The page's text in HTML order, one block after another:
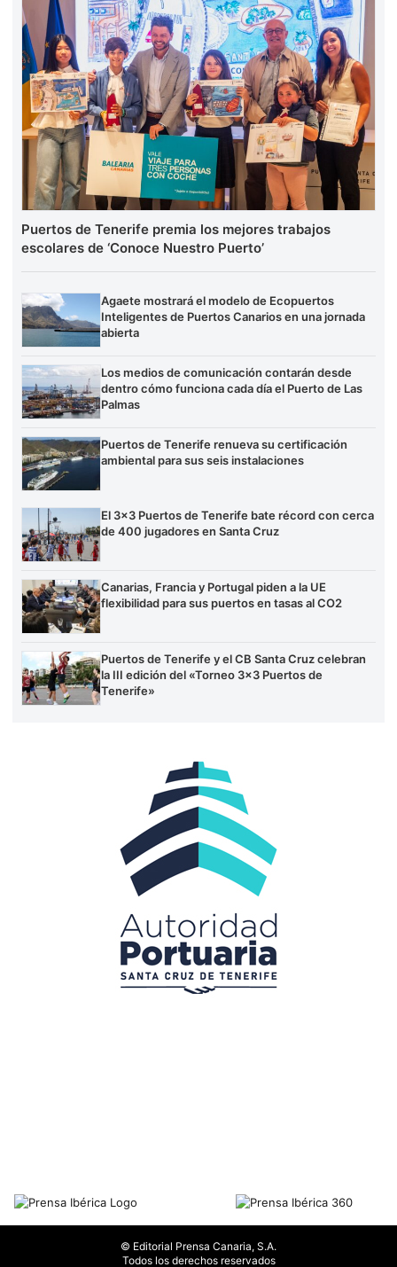
Puertos de Tenerife premia los mejores trabajos
escolares de ‘Conoce Nuestro Puerto’
Agaete mostrará el modelo de Ecopuertos
Inteligentes de Puertos Canarios en una jornada
abierta
Los medios de comunicación contarán desde
dentro cómo funciona cada día el Puerto de Las
Palmas
Puertos de Tenerife renueva su certificación
ambiental para sus seis instalaciones
El 3×3 Puertos de Tenerife bate récord con cerca
de 400 jugadores en Santa Cruz
Canarias, Francia y Portugal piden a la UE
flexibilidad para sus puertos en tasas al CO2
Puertos de Tenerife y el CB Santa Cruz celebran
la III edición del «Torneo 3×3 Puertos de
Tenerife»
© Editorial Prensa Canaria, S.A.
Todos los derechos reservados